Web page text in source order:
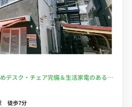
デスク・チェア完備＆生活家電のあるお
るWi-Fi格安レンタル中！
徒歩7分